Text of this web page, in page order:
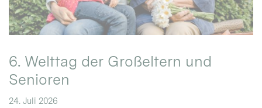
6. Welttag der Großeltern und
Senioren
24. Juli 2026